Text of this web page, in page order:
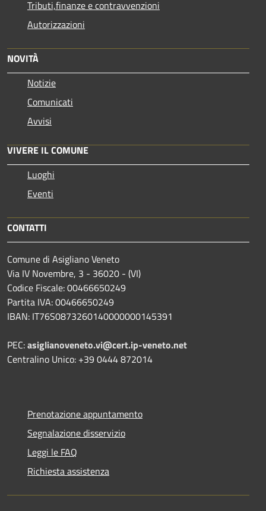
Tributi,finanze e contravvenzioni
Autorizzazioni
NOVITÀ
Notizie
Comunicati
Avvisi
VIVERE IL COMUNE
Luoghi
Eventi
CONTATTI
Comune di Asigliano Veneto
Via IV Novembre, 3 - 36020 - (VI)
Codice Fiscale: 00466650249
Partita IVA: 00466650249
IBAN: IT76S0873260140000000145391
PEC:asiglianoveneto.vi@cert.ip-veneto.net
Centralino Unico: +39 0444 872014
Prenotazione appuntamento
Segnalazione disservizio
Leggi le FAQ
Richiesta assistenza